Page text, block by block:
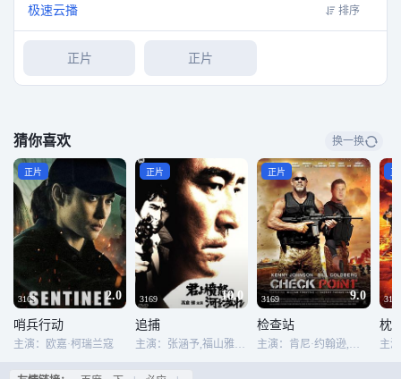
探长肥波（郑则仕 饰）也卷入了其中，与此同时，张天志向叶问发起了谁是“正
极速云播 排序
正片 正片
猜你喜欢 换一换
3169 2.0
正片
哨兵行动
主演：欧嘉·柯瑞兰寇
3169 10.0
正片
追捕
主演：张涵予,福山雅治,戚薇,河智苑,国村隼,竹中直人,仓田保昭,斋藤工,吴飞霞,樱庭奈奈美,池内博之,冈本多绪,德永邦治,矢岛健一,田中圭,中村让,吉泽悠
3169 9.0
正片
检查站
主演：肯尼·约翰逊,凯恩·霍德尔,明迪·罗宾逊,泰勒·梅恩
3169
正
枕